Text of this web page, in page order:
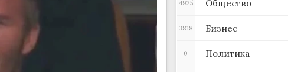
Общество
4925
Бизнес
3818
Политика
0